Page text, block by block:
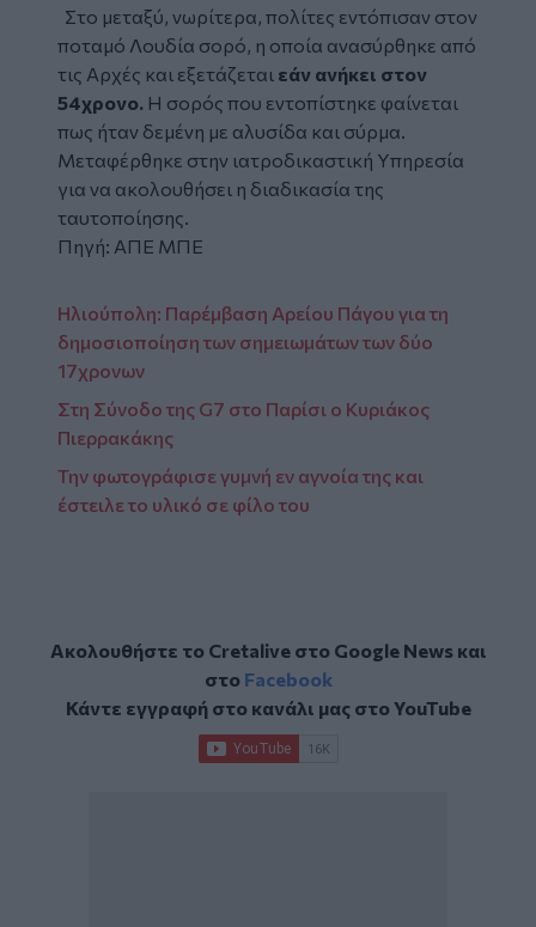
Στο μεταξύ, νωρίτερα, πολίτες εντόπισαν στον
ποταμό Λουδία σορό, η οποία ανασύρθηκε από
τις Αρχές και εξετάζεται εάν ανήκει στον
54χρονο. Η σορός που εντοπίστηκε φαίνεται
πως ήταν δεμένη με αλυσίδα και σύρμα.
Μεταφέρθηκε στην ιατροδικαστική Υπηρεσία
για να ακολουθήσει η διαδικασία της
ταυτοποίησης.
Πηγή: ΑΠΕ ΜΠΕ
Ηλιούπολη: Παρέμβαση Αρείου Πάγου για τη
δημοσιοποίηση των σημειωμάτων των δύο
17χρονων
Στη Σύνοδο της G7 στο Παρίσι ο Κυριάκος
Πιερρακάκης
Την φωτογράφισε γυμνή εν αγνοία της και
έστειλε το υλικό σε φίλο του
Ακολουθήστε το Cretalive στο Google Newsκαι
στο Facebook
Κάντε εγγραφή στο κανάλι μας στοYouTube